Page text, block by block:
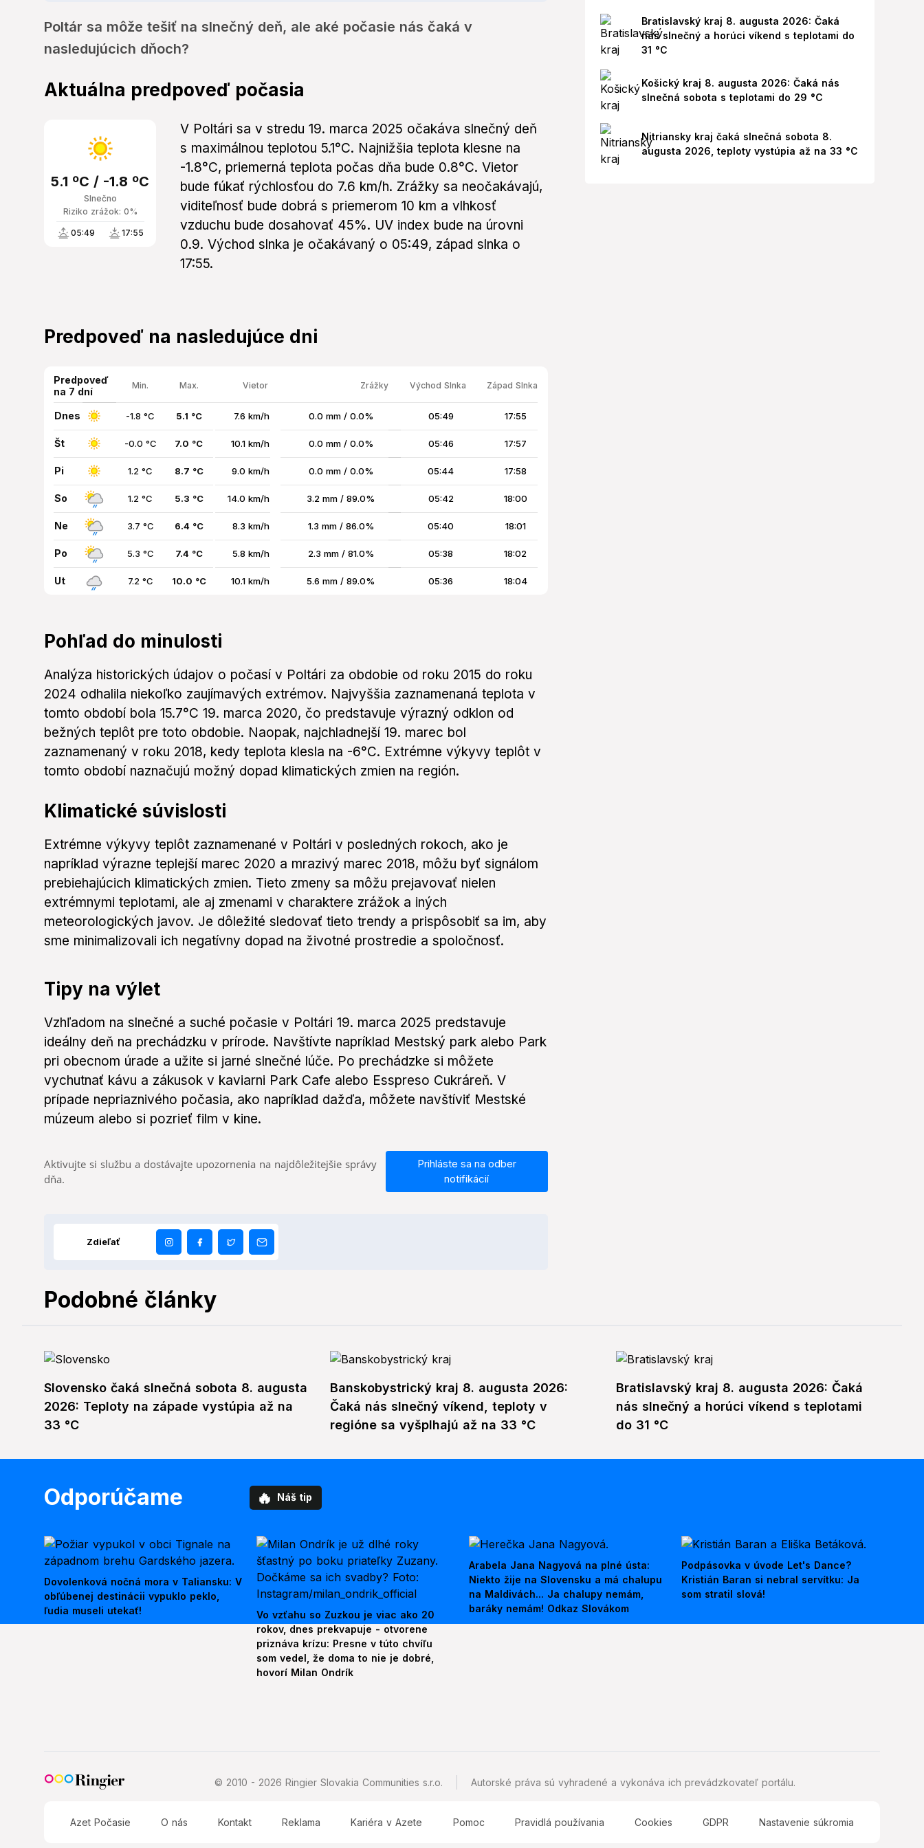
Poltár sa môže tešiť na slnečný deň, ale aké počasie nás čaká v
nasledujúcich dňoch?
Aktuálna predpoveď počasia
Slnečno
5.1 ºC / -1.8 ºC
Riziko zrážok: 0%
05:49 17:55
V Poltári sa v stredu 19. marca 2025 očakáva slnečný deň
s maximálnou teplotou 5.1°C. Najnižšia teplota klesne na
-1.8°C, priemerná teplota počas dňa bude 0.8°C. Vietor
bude fúkať rýchlosťou do 7.6 km/h. Zrážky sa neočakávajú,
viditeľnosť bude dobrá s priemerom 10 km a vlhkosť
vzduchu bude dosahovať 45%. UV index bude na úrovni
0.9. Východ slnka je očakávaný o 05:49, západ slnka o
17:55.
Predpoveď na nasledujúce dni
Predpoveď
na 7 dní
Min. Max. Vietor Zrážky Východ Slnka Západ Slnka
Dnes -1.8 °C 5.1 °C 7.6 km/h 0.0 mm / 0.0% 05:49 17:55
Št -0.0 °C 7.0 °C 10.1 km/h 0.0 mm / 0.0% 05:46 17:57
Pi 1.2 °C 8.7 °C 9.0 km/h 0.0 mm / 0.0% 05:44 17:58
So 1.2 °C 5.3 °C 14.0 km/h 3.2 mm / 89.0% 05:42 18:00
Ne 3.7 °C 6.4 °C 8.3 km/h 1.3 mm / 86.0% 05:40 18:01
Po 5.3 °C 7.4 °C 5.8 km/h 2.3 mm / 81.0% 05:38 18:02
Ut 7.2 °C 10.0 °C 10.1 km/h 5.6 mm / 89.0% 05:36 18:04
Pohľad do minulosti
Analýza historických údajov o počasí v Poltári za obdobie od roku 2015 do roku
2024 odhalila niekoľko zaujímavých extrémov. Najvyššia zaznamenaná teplota v
tomto období bola 15.7°C 19. marca 2020, čo predstavuje výrazný odklon od
bežných teplôt pre toto obdobie. Naopak, najchladnejší 19. marec bol
zaznamenaný v roku 2018, kedy teplota klesla na -6°C. Extrémne výkyvy teplôt v
tomto období naznačujú možný dopad klimatických zmien na región.
Klimatické súvislosti
Extrémne výkyvy teplôt zaznamenané v Poltári v posledných rokoch, ako je
napríklad výrazne teplejší marec 2020 a mrazivý marec 2018, môžu byť signálom
prebiehajúcich klimatických zmien. Tieto zmeny sa môžu prejavovať nielen
extrémnymi teplotami, ale aj zmenami v charaktere zrážok a iných
meteorologických javov. Je dôležité sledovať tieto trendy a prispôsobiť sa im, aby
sme minimalizovali ich negatívny dopad na životné prostredie a spoločnosť.
Tipy na výlet
Vzhľadom na slnečné a suché počasie v Poltári 19. marca 2025 predstavuje
ideálny deň na prechádzku v prírode. Navštívte napríklad Mestský park alebo Park
pri obecnom úrade a užite si jarné slnečné lúče. Po prechádzke si môžete
vychutnať kávu a zákusok v kaviarni Park Cafe alebo Esspreso Cukráreň. V
prípade nepriaznivého počasia, ako napríklad dažďa, môžete navštíviť Mestské
múzeum alebo si pozrieť film v kine.
Aktivujte si službu a dostávajte upozornenia na najdôležitejšie správy
dňa.
Prihláste sa na odber
notifikácií
Zdieľať
Bratislavský kraj 8. augusta 2026: Čaká
nás slnečný a horúci víkend s teplotami do
31 °C
Košický kraj 8. augusta 2026: Čaká nás
slnečná sobota s teplotami do 29 °C
Nitriansky kraj čaká slnečná sobota 8.
augusta 2026, teploty vystúpia až na 33 °C
Podobné články
Slovensko čaká slnečná sobota 8. augusta
2026: Teploty na západe vystúpia až na
33 °C
Banskobystrický kraj 8. augusta 2026:
Čaká nás slnečný víkend, teploty v
regióne sa vyšplhajú až na 33 °C
Bratislavský kraj 8. augusta 2026: Čaká
nás slnečný a horúci víkend s teplotami
do 31 °C
Odporúčame 🔥 Náš tip
Dovolenková nočná mora v Taliansku: V
obľúbenej destinácii vypuklo peklo,
ľudia museli utekať!
Vo vzťahu so Zuzkou je viac ako 20
rokov, dnes prekvapuje - otvorene
priznáva krízu: Presne v túto chvíľu
som vedel, že doma to nie je dobré,
hovorí Milan Ondrík
Arabela Jana Nagyová na plné ústa:
Niekto žije na Slovensku a má chalupu
na Maldivách... Ja chalupy nemám,
baráky nemám! Odkaz Slovákom
Podpásovka v úvode Let's Dance?
Kristián Baran si nebral servítku: Ja
som stratil slová!
© 2010 - 2026 Ringier Slovakia Communities s.r.o. Autorské práva sú vyhradené a vykonáva ich prevádzkovateľ portálu.
Azet Počasie O nás Kontakt Reklama Kariéra v Azete Pomoc Pravidlá používania Cookies GDPR Nastavenie súkromia